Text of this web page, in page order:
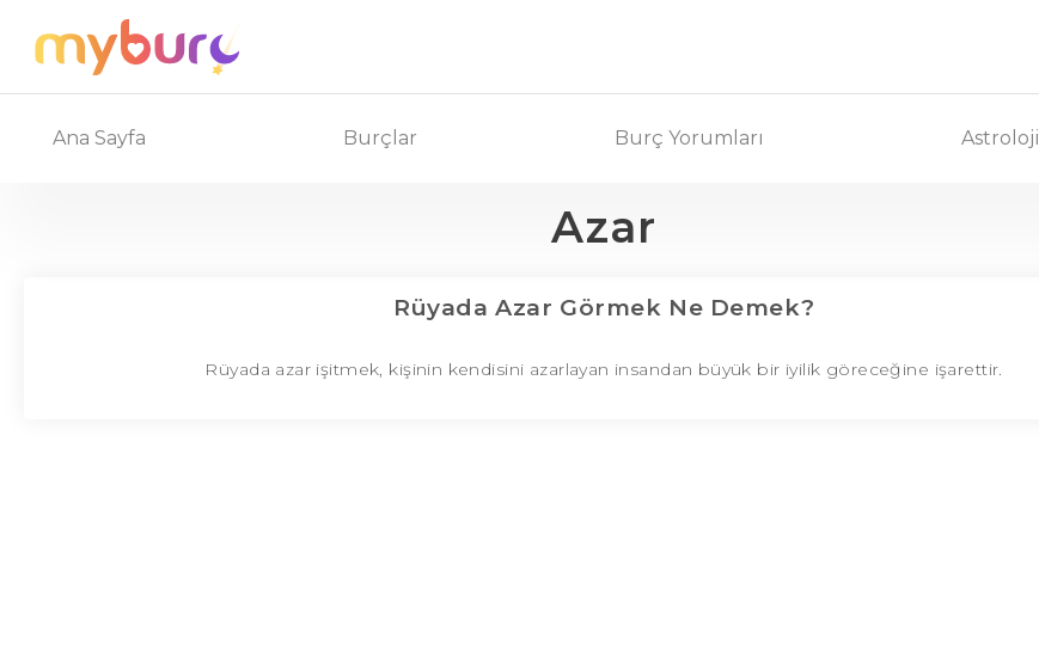
Ana Sayfa Burçlar Burç Yorumları Astroloji
Azar
Rüyada Azar Görmek Ne Demek?
Rüyada azar işitmek, kişinin kendisini azarlayan insandan büyük bir iyilik göreceğine işarettir.